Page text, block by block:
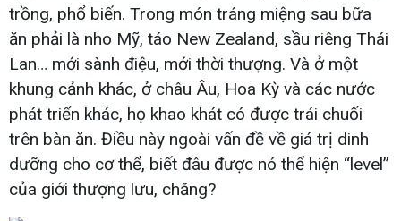
trồng, phổ biến. Trong món tráng miệng sau bữa
ăn phải là nho Mỹ, táo New Zealand, sầu riêng Thái
Lan… mới sành điệu, mới thời thượng. Và ở một
khung cảnh khác, ở châu Âu, Hoa Kỳ và các nước
phát triển khác, họ khao khát có được trái chuối
trên bàn ăn. Điều này ngoài vấn đề về giá trị dinh
dưỡng cho cơ thể, biết đâu được nó thể hiện “level”
của giới thượng lưu, chăng?